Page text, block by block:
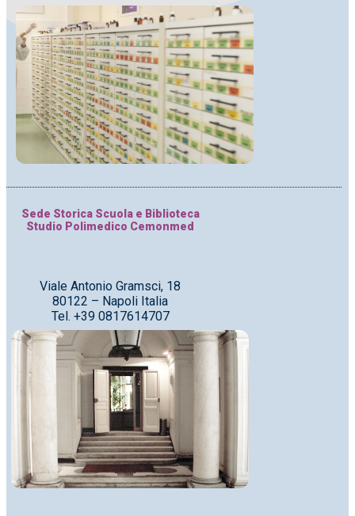
Sede Storica Scuola e Biblioteca
Studio Polimedico Cemonmed
Viale Antonio Gramsci, 18
80122 – Napoli Italia
Tel. +39 0817614707